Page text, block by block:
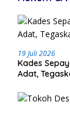
19 Juli 2026
Kades
Adat,